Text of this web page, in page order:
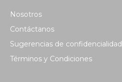
Nosotros
Contáctanos
Sugerencias de confidencialidad
Términos y Condiciones